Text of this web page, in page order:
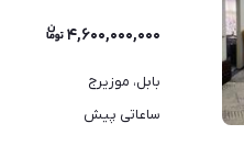
۴,۶۰۰,۰۰۰,۰۰۰
بابل، موزیرج
ساعاتی پیش